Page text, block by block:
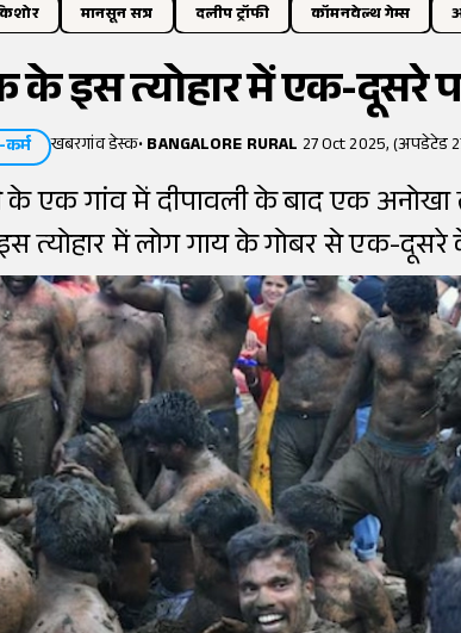
मानसून सत्र दलीप ट्रॉफी कॉमनवेल्थ गेम्स
के इस त्योहार में एक-दूसरे
कर्म खबरगांव डेस्क•BANGALORE RURAL 27 Oct 2025, (अपडेटेड
एक गांव में दीपावली के बाद एक अनोखा
त्योहार में लोग गाय के गोबर से एक-